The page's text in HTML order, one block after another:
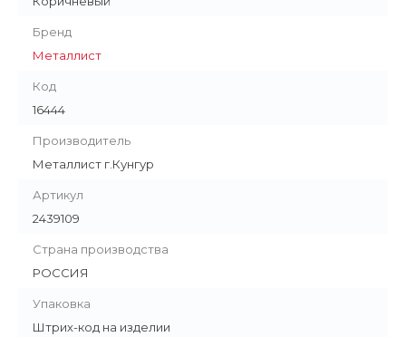
Бренд
Металлист
Код
16444
Производитель
Металлист г.Кунгур
Артикул
2439109
Страна производства
РОССИЯ
Упаковка
Штрих-код на изделии